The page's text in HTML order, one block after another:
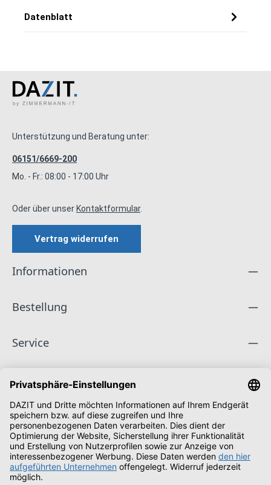
Datenblatt
Unterstützung und Beratung unter:
06151/6669-200
Mo. - Fr.: 08:00 - 17:00 Uhr
Oder über unserKontaktformular.
Vertrag widerrufen
Informationen
Bestellung
Service
Unternehmen
Folge uns
Zahlungsarten